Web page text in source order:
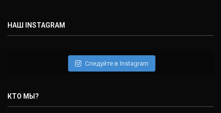
НАШ INSTAGRAM
Следуйте в Instagram
КТО МЫ?